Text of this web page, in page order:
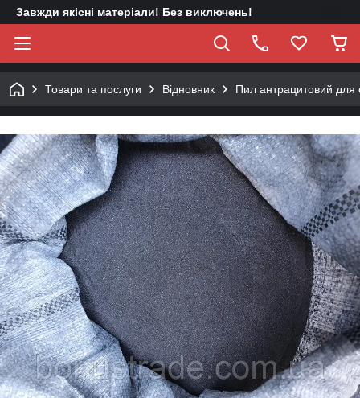
Завжди якісні матеріали! Без виключень!
Товари та послуги Відновник Пил антрацитовий для